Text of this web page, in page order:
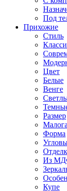
Под
Прихожие
Стиль
Цвет
Белые
Венге
Размер
Форма
Из
Купе